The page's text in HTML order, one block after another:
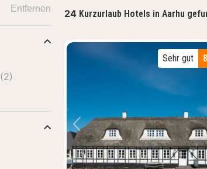
24 Kurzurlaub Hotels in Aarhu
Vorheriges Bild
Sehr gut
Entfernen
(2)